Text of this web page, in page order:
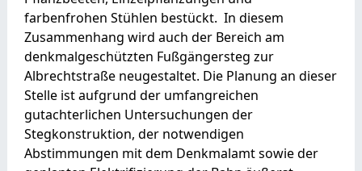
farbenfrohen Stühlen bestückt. In diesem
Zusammenhang wird auch der Bereich am
denkmalgeschützten Fußgängersteg zur
Albrechtstraße neugestaltet. Die Planung an dieser
Stelle ist aufgrund der umfangreichen
gutachterlichen Untersuchungen der
Stegkonstruktion, der notwendigen
Abstimmungen mit dem Denkmalamt sowie der